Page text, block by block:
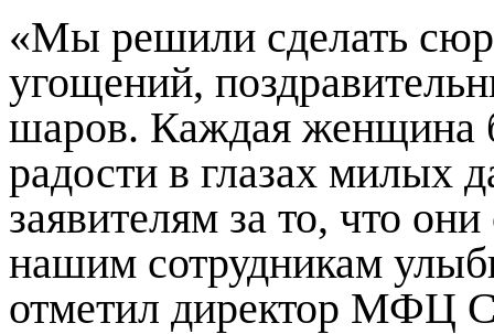
«Мы решили сделать
угощений,
шаров. Каждая женщина
радости в глазах милых
заявителям за то, что
нашим сотрудникам
отметил директор МФЦ